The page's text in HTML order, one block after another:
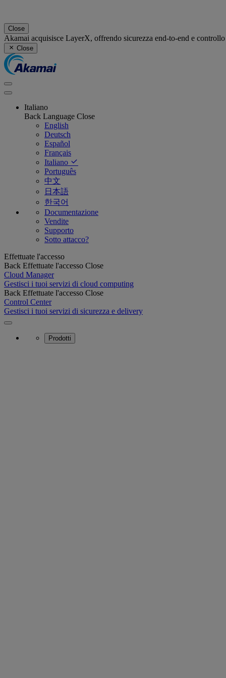
Close
Akamai acquisisce LayerX, offrendo sicurezza end-to-end e
Close
Italiano
Back Language Close
English
Deutsch
Español
Français
Italiano
Português
中文
日本語
한국어
Documentazione
Vendite
Supporto
Sotto attacco?
Effettuate l'accesso
Back Effettuate l'accesso Close
Cloud Manager
Gestisci i tuoi servizi di cloud computing
Back Effettuate l'accesso Close
Control Center
Gestisci i tuoi servizi di sicurezza e delivery
Prodotti